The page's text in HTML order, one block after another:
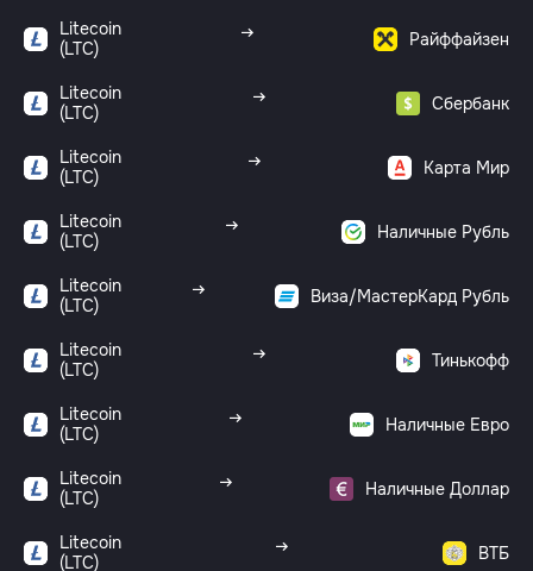
Litecoin
(LTC)
Райффайзен
Litecoin
(LTC)
Сбербанк
Litecoin
(LTC)
Карта Мир
Litecoin
(LTC)
Наличные Рубль
Litecoin
(LTC)
Виза/МастерКард Рубль
Litecoin
(LTC)
Тинькофф
Litecoin
(LTC)
Наличные Евро
Litecoin
(LTC)
Наличные Доллар
Litecoin
(LTC)
ВТБ